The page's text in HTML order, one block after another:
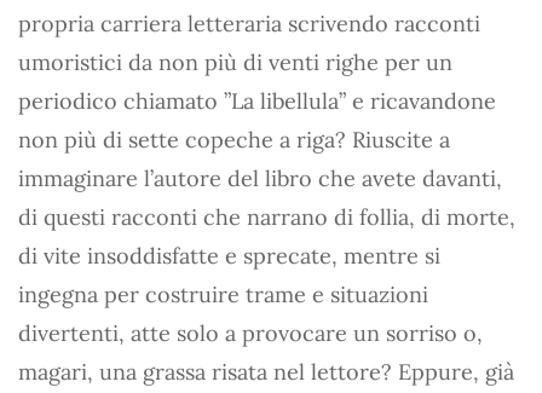
propria carriera letteraria scrivendo racconti
umoristici da non più di venti righe per un
periodico chiamato ”La libellula” e ricavandone
non più di sette copeche a riga? Riuscite a
immaginare l’autore del libro che avete davanti,
di questi racconti che narrano di follia, di morte,
di vite insoddisfatte e sprecate, mentre si
ingegna per costruire trame e situazioni
divertenti, atte solo a provocare un sorriso o,
magari, una grassa risata nel lettore? Eppure, già